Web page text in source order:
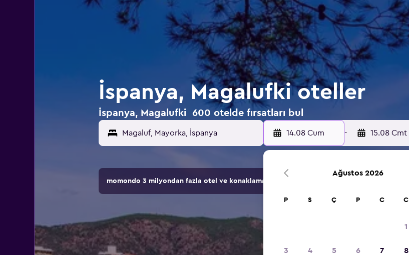
İspanya, Magalufki oteller
İspanya, Magalufki 600 otelde fırsatları bul
14.08 Cum - 15.08 Cmt
momondo 3 milyondan fazla otel ve konaklama seçeneğini karşılaştırır.
Ağustos 2026
P S Ç P C C
1
3 4 5 6 7 8